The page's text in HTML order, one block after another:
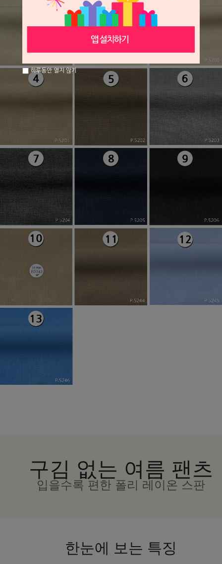
구김 없는 여름 팬츠
입을수록 편한 폴리 레이온 스판
한눈에 보는 특징
하루동안 열지 않기